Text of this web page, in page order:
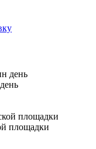
площадки